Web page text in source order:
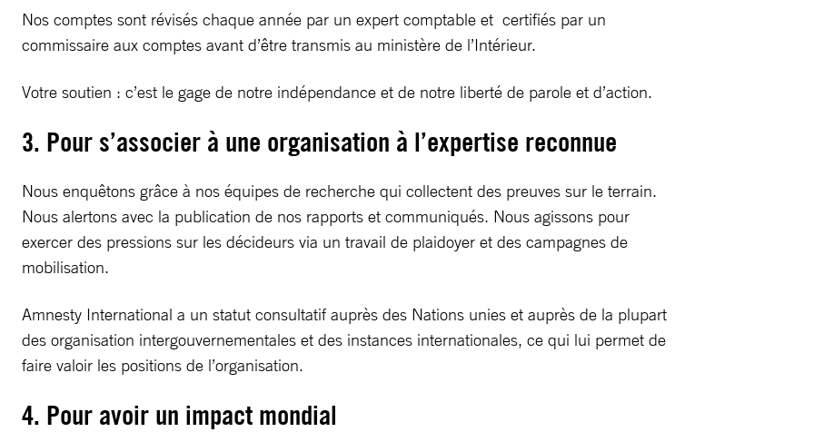
Nos comptes sont révisés chaque année par un expert comptable et certifiés par un
commissaire aux comptes avant d’être transmis au ministère de l’Intérieur.
Votre soutien : c’est le gage de notre indépendance et de notre liberté de parole et d’action.
3. Pour s’associer à une organisation à l’expertise reconnue
Nous enquêtons grâce à nos équipes de recherche qui collectent des preuves sur le terrain.
Nous alertons avec la publication de nos rapports et communiqués. Nous agissons pour
exercer des pressions sur les décideurs via un travail de plaidoyer et des campagnes de
mobilisation.
Amnesty International a un statut consultatif auprès des Nations unies et auprès de la plupart
des organisation intergouvernementales et des instances internationales, ce qui lui permet de
faire valoir les positions de l’organisation.
4. Pour avoir un impact mondial